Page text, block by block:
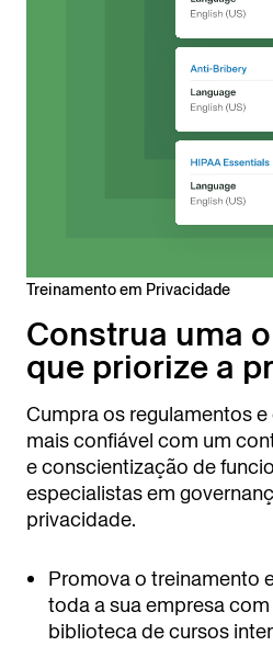
Treinamento em Privacidade
Construa uma
que priorize a
Cumpra os regulamentos
mais confiável com um
e conscientização de
especialistas em
privacidade.
Promova o treinamento
toda a sua empresa
biblioteca de cursos